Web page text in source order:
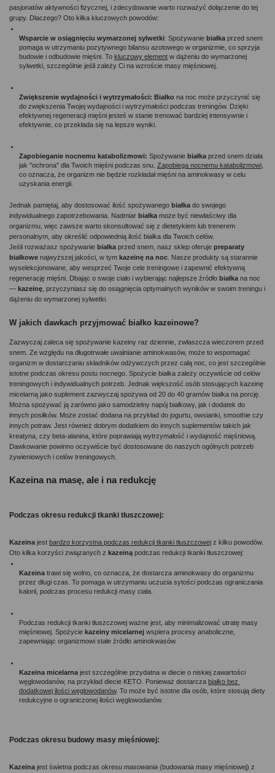
pasjonatów aktywności fizycznej, i zdecydowanie warto rozważyć dołączenie do tej
grupy. Dlaczego? Oto kilka kluczowych powodów:
Wsparcie w osiągnięciu wymarzonej sylwetki: Spożywanie białka przed snem
pomaga w utrzymaniu pozytywnego bilansu azotowego w organizmie, co sprzyja
budowie i odbudowie mięśni. To kluczowy element w dążeniu do wymarzonej
sylwetki, szczególnie jeśli zależy Ci na wzroście masy mięśniowej.
Zwiększenie wydajności i wytrzymałości: Białko na noc może przyczynić się
do zwiększenia Twojej wydajności i wytrzymałości podczas treningów. Dzięki
efektywnej regeneracji mięśni jesteś w stanie trenować bardziej intensywnie i
efektywnie, co przekłada się na lepsze wyniki.
Zapobieganie nocnemu katabolizmowi: Spożywanie białka przed snem działa
jak "ochrona" dla Twoich mięśni podczas snu. Zapobiega nocnemu katabolizmowi
co oznacza, że organizm nie będzie rozkładał mięśni na aminokwasy w celu
uzyskania energii.
Jednak pamiętaj, aby dostosować ilość spożywanego białka do swojego
indywidualnego zapotrzebowania. Nadmiar białka może być niewłaściwy dla
organizmu, więc zawsze warto skonsultować się z dietetykiem lub trenerem
personalnym, aby określić odpowiednią ilość białka dla Twoich celów.
Jeśli rozważasz spożywanie białka przed snem, nasz sklep oferuje preparaty
białkowe najwyższej jakości, w tym kazeinę na noc . Nasze produkty są starannie
wyselekcjonowane, aby wesprzeć Twoje cele treningowe i zapewnić efektywną
regenerację mięśni. Dbając o swoje ciało i wybierając najlepsze źródło białka na noc
— kazeinę , przyczyniasz się do osiągnięcia optymalnych wyników w swoim treningu i
dążeniu do wymarzonej sylwetki.
W jakich dawkach przyjmować białko kazeinowe?
Zazwyczaj zaleca się spożywanie kazeiny raz dziennie, zwłaszcza wieczorem przed
snem. Ze względu na długotrwałe uwalnianie aminokwasów, może to wspomagać
organizm w dostarczaniu składników odżywczych przez całą noc, co jest szczególnie
istotne podczas okresu postu nocnego. Spożycie białka zależy oczywiście od celów
treningowych i indywidualnych potrzeb. Jednak większość osób stosujących kazeinę
micelarną jako suplement zazwyczaj spożywa od 20 do 40 gramów białka na porcję.
Można spożywać ją zarówno jako samodzielny napój białkowy, jak i dodatek do
innych posiłków. Może zostać dodana na przykład do jogurtu, owsianki, smoothie czy
innych potraw. Jest również dobrym dodatkiem do innych suplementów takich jak
kreatyna, czy beta-alanina, które poprawiają wytrzymałość i wydajność mięśniową.
Dawkowanie powinno oczywiście być dostosowane do naszych ogólnych potrzeb
żywieniowych i celów treningowych.
Kazeina na masę, ale i na redukcję
Podczas okresu redukcji tkanki tłuszczowej:
Kazeina jest bardzo korzystna podczas redukcji tkanki tłuszczowej z kilku powodów.
Oto kilka korzyści związanych z kazeiną podczas redukcji tkanki tłuszczowej:
Kazeina trawi się wolno, co oznacza, że dostarcza aminokwasy do organizmu
przez długi czas. To pomaga w utrzymaniu uczucia sytości podczas ograniczania
kalorii, podczas procesu redukcji masy ciała.
Podczas redukcji tkanki tłuszczowej ważne jest, aby minimalizować utratę masy
mięśniowej. Spożycie kazeiny micelarnej wspiera procesy anaboliczne,
zapewniając organizmowi stałe źródło aminokwasów.
Kazeina micelarna jest szczególnie przydatna w diecie o niskiej zawartości
węglowodanów, na przykład diecie KETO. Ponieważ dostarcza białko bez
dodatkowej ilości węglowodanów. To może być istotne dla osób, które stosują diety
redukcyjne o ograniczonej ilości węglowodanów.
Podczas okresu budowy masy mięśniowej:
Kazeina jest świetna podczas okresu masowania (budowania masy mięśniowej) z